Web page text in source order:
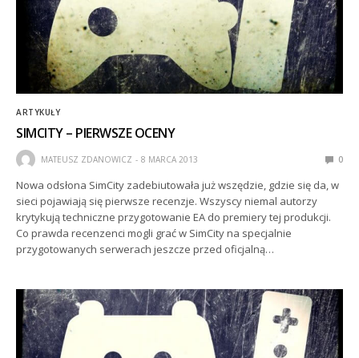
ARTYKUŁY
SIMCITY – PIERWSZE OCENY
MATEUSZ ZDANOWICZ 8 MARCA 2013 0
Nowa odsłona SimCity zadebiutowała już wszędzie, gdzie się da, w
sieci pojawiają się pierwsze recenzje. Wszyscy niemal autorzy
krytykują techniczne przygotowanie EA do premiery tej produkcji.
Co prawda recenzenci mogli grać w SimCity na specjalnie
przygotowanych serwerach jeszcze przed oficjalną…